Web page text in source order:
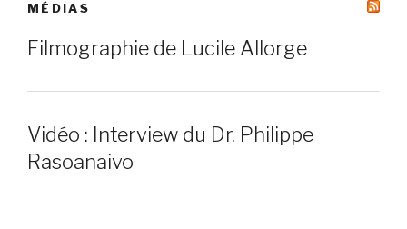
MÉDIAS
Filmographie de Lucile Allorge
Vidéo : Interview du Dr. Philippe
Rasoanaivo